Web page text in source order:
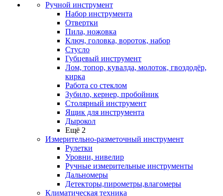
Ручной инструмент
Набор инструмента
Отвертки
Пила, ножовка
Ключ, головка, вороток, набор
Стусло
Губцевый инструмент
Лом, топор, кувалда, молоток, гвоздодёр,
кирка
Работа со стеклом
Зубило, кернер, пробойник
Столярный инструмент
Ящик для инструмента
Дырокол
Ещё 2
Измерительно-разметочный инструмент
Рулетки
Уровни, нивелир
Ручные измерительные инструменты
Дальномеры
Детекторы,пирометры,влагомеры
Климатическая техника